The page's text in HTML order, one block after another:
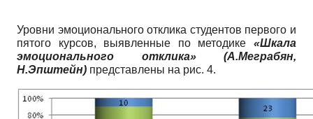
Уровни эмоционального отклика студентов первого и
пятого курсов, выявленные по методике «Шкала
эмоционального отклика» (А.Меграбян,
Н.Эпштейн) представлены на рис. 4.